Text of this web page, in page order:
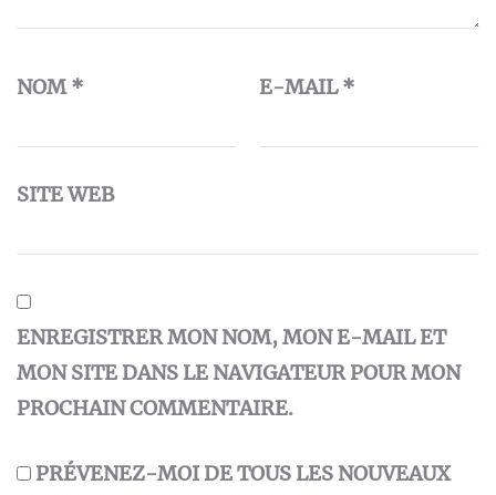
NOM* E-MAIL*
SITE WEB
ENREGISTRER MON NOM, MON E-MAIL ET
MON SITE DANS LE NAVIGATEUR POUR MON
PROCHAIN COMMENTAIRE.
PRÉVENEZ-MOI DE TOUS LES NOUVEAUX